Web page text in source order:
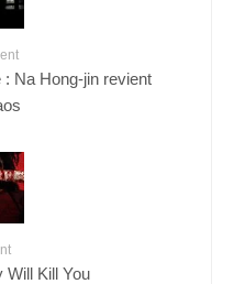
Na Hong-jin revient
Will Kill You